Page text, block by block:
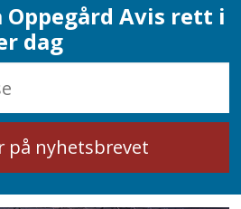
Avis rett i
dag